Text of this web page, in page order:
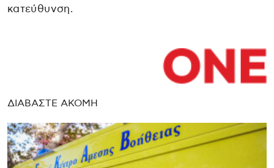
κατεύθυνση.
ΔΙΑΒΑΣΤΕ ΑΚΟΜΗ